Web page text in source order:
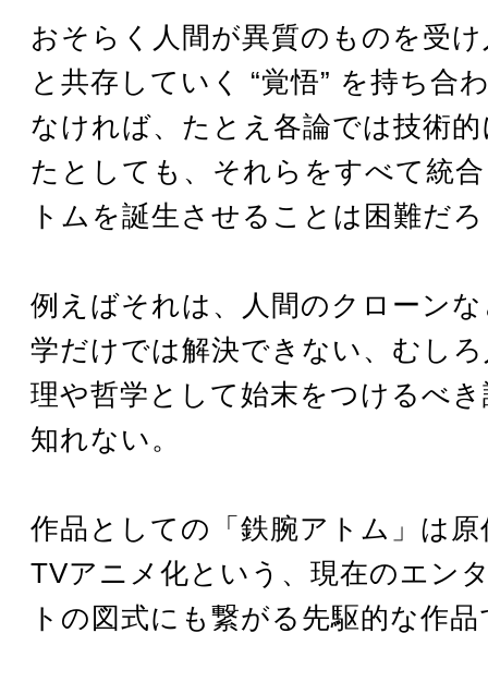
おそらく人間が異質のものを受け
と共存していく “覚悟” を持ち合
なければ、たとえ各論では技術
たとしても、それらをすべて統
トムを誕生させることは困難だ
例えばそれは、人間のクローン
学だけでは解決できない、むし
理や哲学として始末をつけるべ
知れない。
作品としての「鉄腕アトム」は
TVアニメ化という、現在のエン
トの図式にも繋がる先駆的な作